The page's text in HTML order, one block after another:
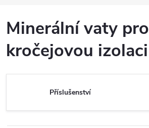
Minerální vaty pro
kročejovou izolaci
Příslušenství